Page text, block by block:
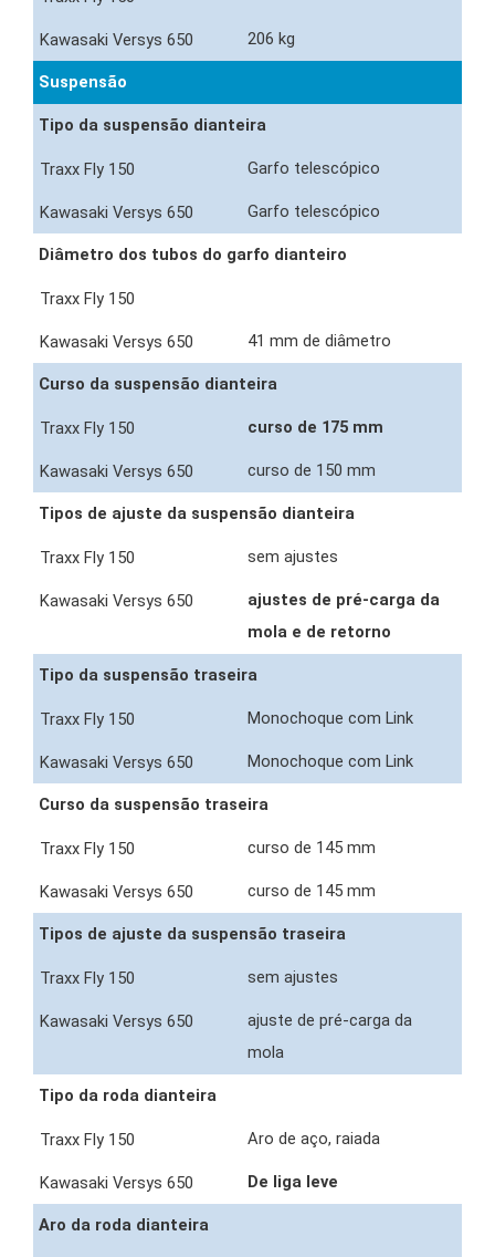
206 kg
Suspensão
Tipo da suspensão dianteira
Garfo telescópico
Garfo telescópico
Diâmetro dos tubos do garfo dianteiro
41 mm de diâmetro
Curso da suspensão dianteira
curso de 175 mm
curso de 150 mm
Tipos de ajuste da suspensão dianteira
sem ajustes
ajustes de pré-carga da
mola e de retorno
Tipo da suspensão traseira
Monochoque com Link
Monochoque com Link
Curso da suspensão traseira
curso de 145 mm
curso de 145 mm
Tipos de ajuste da suspensão traseira
sem ajustes
ajuste de pré-carga da
mola
Tipo da roda dianteira
Aro de aço, raiada
De liga leve
Aro da roda dianteira